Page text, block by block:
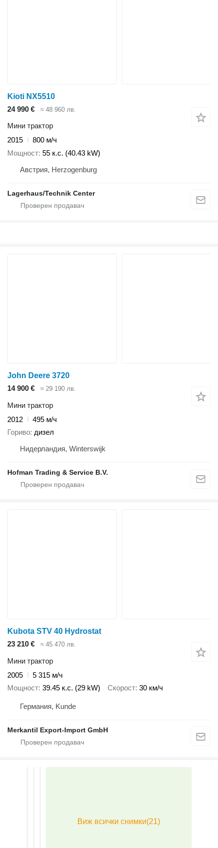
Kioti NX5510
24 990 €
≈ 48 960 лв.
Мини трактор
2015
800 м/ч
Мощност 55 к.с. (40.43 kW)
Австрия, Herzogenburg
Lagerhaus/Technik Center
John Deere 3720
14 900 €
≈ 29 190 лв.
Мини трактор
2012
495 м/ч
Гориво дизел
Нидерландия, Winterswijk
Hofman Trading & Service B.V.
Kubota STV 40 Hydrostat
23 210 €
≈ 45 470 лв.
Мини трактор
2005
5 315 м/ч
Мощност 39.45 к.с. (29 kW) Скорост 30 км/ч
Германия, Kunde
Merkantil Export-Import GmbH